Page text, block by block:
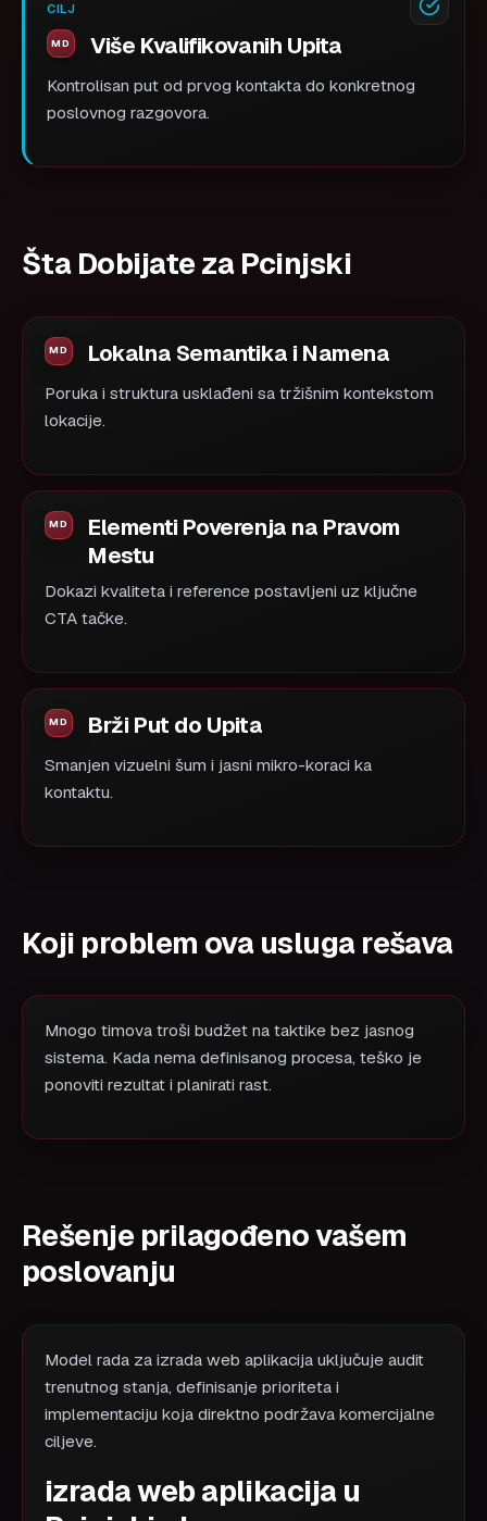
CILJ
Više Kvalifikovanih Upita
Kontrolisan put od prvog kontakta do konkretnog
poslovnog razgovora.
Šta Dobijate za Pcinjski
Lokalna Semantika i Namena
Poruka i struktura usklađeni sa tržišnim kontekstom
lokacije.
Elementi Poverenja na Pravom
Mestu
Dokazi kvaliteta i reference postavljeni uz ključne
CTA tačke.
Brži Put do Upita
Smanjen vizuelni šum i jasni mikro-koraci ka
kontaktu.
Koji problem ova usluga rešava
Mnogo timova troši budžet na taktike bez jasnog
sistema. Kada nema definisanog procesa, teško je
ponoviti rezultat i planirati rast.
Rešenje prilagođeno vašem
poslovanju
Model rada za izrada web aplikacija uključuje audit
trenutnog stanja, definisanje prioriteta i
implementaciju koja direktno podržava komercijalne
ciljeve.
izrada web aplikacija u